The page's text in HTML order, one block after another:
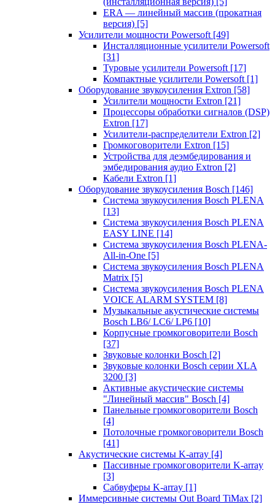
ERA — линейный массив (прокатная
версия) [5]
Усилители мощности Powersoft [49]
Инсталляционные усилители Powersoft
[31]
Туровые усилители Powersoft [17]
Компактные усилители Powersoft [1]
Оборудование звукоусиления Extron [58]
Усилители мощности Extron [21]
Процессоры обработки сигналов (DSP)
Extron [17]
Усилители-распределители Extron [2]
Громкоговорители Extron [15]
Устройства для деэмбедирования и
эмбедирования аудио Extron [2]
Кабели Extron [1]
Оборудование звукоусиления Bosch [146]
Система звукоусиления Bosch PLENA
[13]
Система звукоусиления Bosch PLENA
EASY LINE [14]
Система звукоусиления Bosch PLENA-
All-in-One [5]
Система звукоусиления Bosch PLENA
Matrix [5]
Система звукоусиления Bosch PLENA
VOICE ALARM SYSTEM [8]
Музыкальные акустические системы
Bosch LB6/ LC6/ LP6 [10]
Корпусные громкоговорители Bosch
[37]
Звуковые колонки Bosch [2]
Звуковые колонки Bosch серии XLA
3200 [3]
Активные акустические системы
"Линейный массив" Bosch [4]
Панельные громкоговорители Bosch
[4]
Потолочные громкоговорители Bosch
[41]
Акустические системы K-array [4]
Пассивные громкоговорители K-array
[3]
Сабвуферы K-array [1]
Иммерсивные системы Out Board TiMax [2]